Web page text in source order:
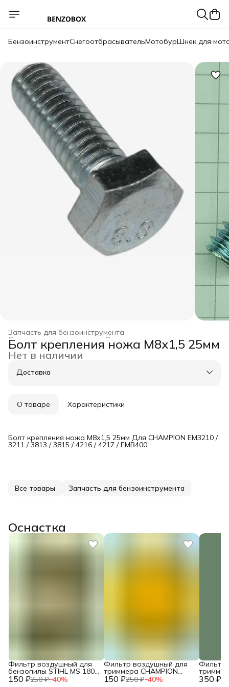
БензоинструментСнегоотбрасывательМотобурШнек для
Запчасть для бензоинструмента
Оснастка для инструмента
Строительство и ремонт
Главная ›
Болт крепления ножа М8х1,5 25мм
Нет в наличии
Доставка
О товаре Характеристики
Болт крепления ножа М8х1,5 25мм Для CHAMPION EM3210 /
3211 / 3813 / 3815 / 4216 / 4217 / EMB400
Все товары Запчасть для бензоинструмента
Оснастка
150 ₽250 ₽−40%
Фильтр воздушный для
бензопилы STIHL MS 180
двухслойный NEW c 150 ₽250 ₽−40%
Фильтр воздушный для
триммера CHAMPION
T444S-2 / HUSQVARNA 350 ₽
Фильтр
T463S-